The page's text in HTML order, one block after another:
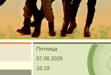
Пятница
07.08.2026
16:19